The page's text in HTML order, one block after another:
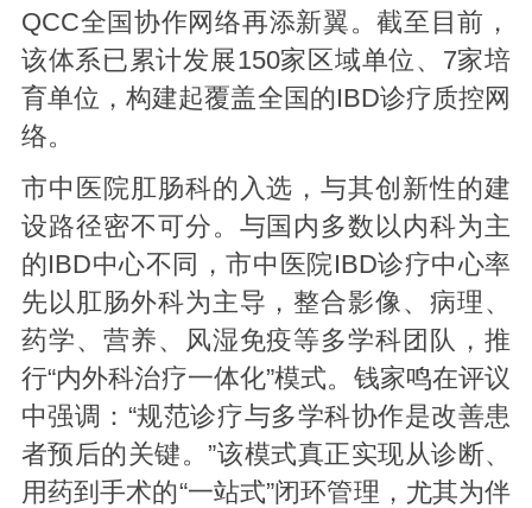
QCC全国协作网络再添新翼。截至目前，
该体系已累计发展150家区域单位、7家培
育单位，构建起覆盖全国的IBD诊疗质控网
络。
市中医院肛肠科的入选，与其创新性的建
设路径密不可分。与国内多数以内科为主
的IBD中心不同，市中医院IBD诊疗中心率
先以肛肠外科为主导，整合影像、病理、
药学、营养、风湿免疫等多学科团队，推
行“内外科治疗一体化”模式。钱家鸣在评议
中强调：“规范诊疗与多学科协作是改善患
者预后的关键。”该模式真正实现从诊断、
用药到手术的“一站式”闭环管理，尤其为伴